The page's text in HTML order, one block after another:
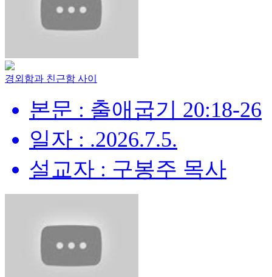
경외함과 친근함 사이
본문 : 출애굽기 20:18-26
일자 : .2026.7.5.
설교자 : 구봉주 목사